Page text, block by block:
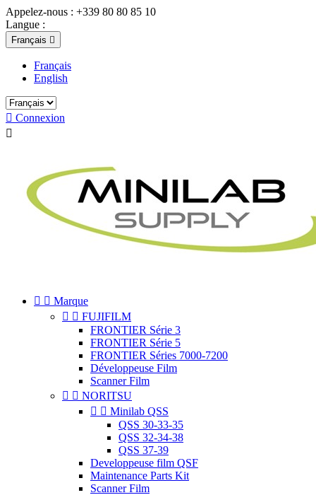
Appelez-nous : +339 80 80 85 10
Langue :
Français 
Français
English
 Connexion

  Marque
  FUJIFILM
FRONTIER Série 3
FRONTIER Série 5
FRONTIER Séries 7000-7200
Développeuse Film
Scanner Film
  NORITSU
  Minilab QSS
QSS 30-33-35
QSS 32-34-38
QSS 37-39
Developpeuse film QSF
Maintenance Parts Kit
Scanner Film